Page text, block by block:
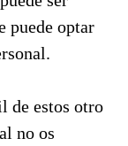
puede optar
de estos otro
no os